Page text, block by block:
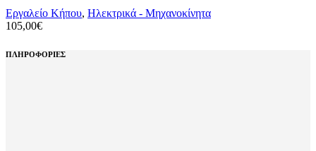
Εργαλείο Κήπου, Ηλεκτρικά - Μηχανοκίνητα
105,00€
ΠΛΗΡΟΦΟΡΙΕΣ